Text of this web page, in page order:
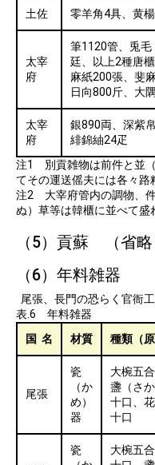
土佐 零羊角4具、黄
太宰
府
筆1120管、兎
廷、以上2種唐
麻紙200張、斐
日向800斤、大
太宰
府
銀890両、深紫
緋錦紬24疋
注1 別貢雑物は前件と並
てその運送傜夫には各々路
注2 大宰府管内の調物、
ぬ）草等は韓櫃に並べて盛
（5）貢蘇 （省略
（6）年料雑器
尾張、長門の恐らく官衙
表.6 年料雑器
国 名
材質 種類（
尾張
瓷
（か
め）
器
大椀五
盞（さ
十口、
十口
瓷
大椀五